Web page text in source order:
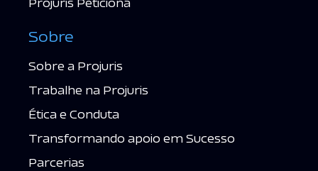
Sobre
Sobre a Projuris
Trabalhe na Projuris
Ética e Conduta
Transformando apoio em Sucesso
Parcerias